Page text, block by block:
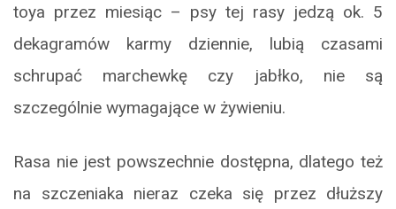
toya przez miesiąc – psy tej rasy jedzą ok. 5
dekagramów karmy dziennie, lubią czasami
schrupać marchewkę czy jabłko, nie są
szczególnie wymagające w żywieniu.
Rasa nie jest powszechnie dostępna, dlatego też
na szczeniaka nieraz czeka się przez dłuższy